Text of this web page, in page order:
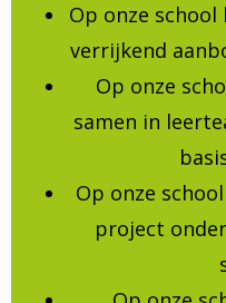
Op onze
verrijkend
Op onze
samen in
Op onze
project